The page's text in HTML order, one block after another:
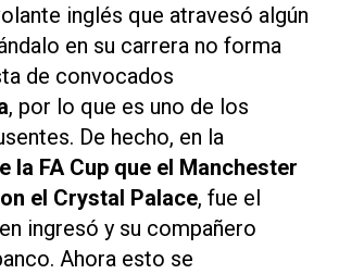
inglés que atravesó algún
en su carrera no forma
de convocados
, por lo que es uno de los
De hecho, en la
la FA Cup que el Manchester
el Crystal Palace, fue el
ingresó y su compañero
Ahora esto se